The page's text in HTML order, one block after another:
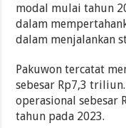
modal mulai tahun
dalam
dalam menjalankan
Pakuwon tercatat
sebesar Rp7,3
operasional
tahun pada 2023.